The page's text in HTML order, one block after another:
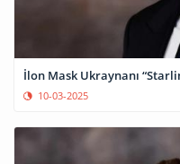
İlon Mask Ukraynanı
10-03-2025